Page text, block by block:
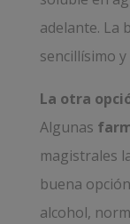
adelante. La
sencillísimo
La otra
Algunas
magistrales
buena
alcohol,